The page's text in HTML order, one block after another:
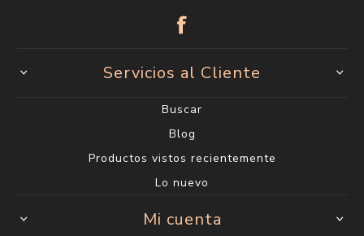
Servicios al Cliente
Buscar
Blog
Productos vistos recientemente
Lo nuevo
Mi cuenta